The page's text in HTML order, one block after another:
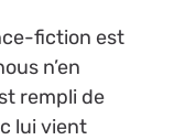
fiction est
n’en
rempli de
lui vient